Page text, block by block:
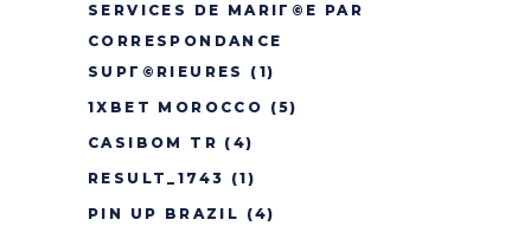
SERVICES DE MARIГ©E PAR
CORRESPONDANCE
SUPГ©RIEURES
(1)
1XBET MOROCCO (5)
CASIBOM TR (4)
RESULT_1743 (1)
PIN UP BRAZIL (4)